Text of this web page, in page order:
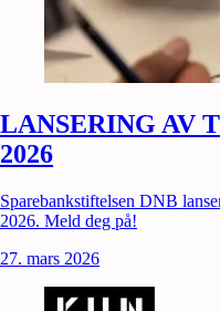
LANSERING AV
2026
Sparebankstiftelsen DNB
2026. Meld deg på!
27. mars 2026